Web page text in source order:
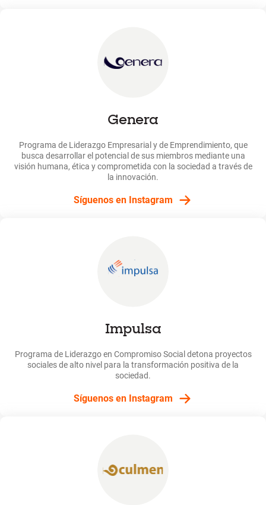
Genera
Programa de Liderazgo Empresarial y de Emprendimiento, que
busca desarrollar el potencial de sus miembros mediante una
visión humana, ética y comprometida con la sociedad a través de
la innovación.
Síguenos en Instagram
Impulsa
Programa de Liderazgo en Compromiso Social detona proyectos
sociales de alto nivel para la transformación positiva de la
sociedad.
Síguenos en Instagram